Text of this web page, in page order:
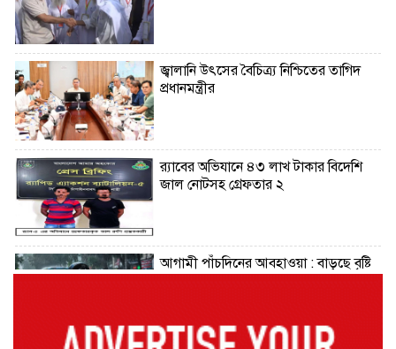
জ্বালানি উৎসের বৈচিত্র্য নিশ্চিতের তাগিদ
প্রধানমন্ত্রীর
র‌্যাবের অভিযানে ৪৩ লাখ টাকার বিদেশি
জাল নোটসহ গ্রেফতার ২
আগামী পাঁচদিনের আবহাওয়া : বাড়ছে বৃষ্টি